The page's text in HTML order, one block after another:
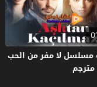
لا مفر من الحب